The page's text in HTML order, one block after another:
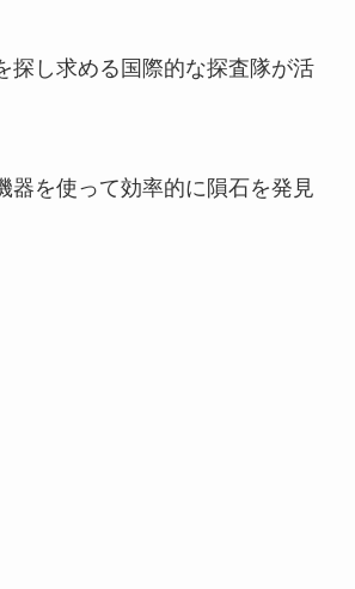
探し求める国際的な探査隊が活
器を使って効率的に隕石を発見